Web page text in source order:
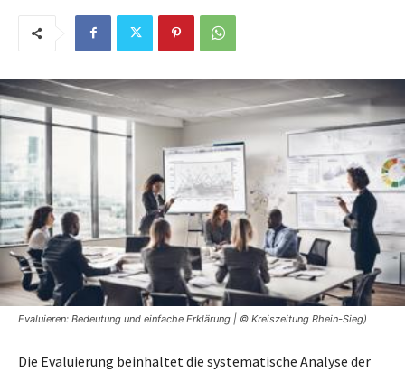
Evaluieren: Bedeutung und einfache Erklärung | © Kreiszeitung Rhein-Sieg)
Die Evaluierung beinhaltet die systematische Analyse der